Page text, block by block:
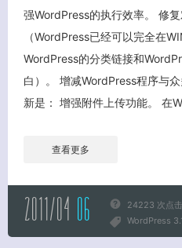
强WordPress的执行效率。 修
（WordPress已经可以完全在
WordPress的分类链接和
白）。 增减WordPress程序与
新是： 增强附件上传功能。 在
查看更多
2011/04 06 24223 次点击
WordPress